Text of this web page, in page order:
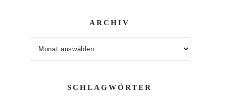
ARCHIV
SCHLAGWÖRTER